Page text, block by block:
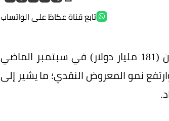
تابع قناة عكاظ على الواتساب
قدمت البنوك الصينية قروضا جديدة بقيمة 1.22 تريليون يوان (181 مليار دولار) في سبتمبر الماضي
نمو المعروض النقدي؛ ما يشير إلى